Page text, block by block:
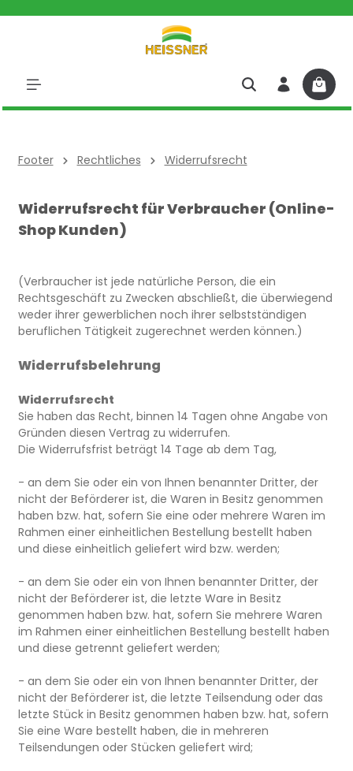
Footer Rechtliches Widerrufsrecht
Widerrufsrecht für Verbraucher (Online-
Shop Kunden)
(Verbraucher ist jede natürliche Person, die ein
Rechtsgeschäft zu Zwecken abschließt, die überwiegend
weder ihrer gewerblichen noch ihrer selbstständigen
beruflichen Tätigkeit zugerechnet werden können.)
Widerrufsbelehrung
Widerrufsrecht
Sie haben das Recht, binnen 14 Tagen ohne Angabe von
Gründen diesen Vertrag zu widerrufen.
Die Widerrufsfrist beträgt 14 Tage ab dem Tag,
- an dem Sie oder ein von Ihnen benannter Dritter, der
nicht der Beförderer ist, die Waren in Besitz genommen
haben bzw. hat, sofern Sie eine oder mehrere Waren im
Rahmen einer einheitlichen Bestellung bestellt haben
und diese einheitlich geliefert wird bzw. werden;
- an dem Sie oder ein von Ihnen benannter Dritter, der
nicht der Beförderer ist, die letzte Ware in Besitz
genommen haben bzw. hat, sofern Sie mehrere Waren
im Rahmen einer einheitlichen Bestellung bestellt haben
und diese getrennt geliefert werden;
- an dem Sie oder ein von Ihnen benannter Dritter, der
nicht der Beförderer ist, die letzte Teilsendung oder das
letzte Stück in Besitz genommen haben bzw. hat, sofern
Sie eine Ware bestellt haben, die in mehreren
Teilsendungen oder Stücken geliefert wird;